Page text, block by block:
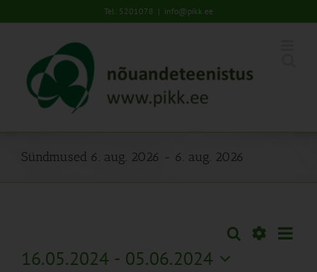
to
Tel: 5201078 | info@pikk.ee
Sündmused 6. aug. 2026 - 6. aug. 2026
Sündmused
Search
Otsi
16.05.2024 - 05.06.2024